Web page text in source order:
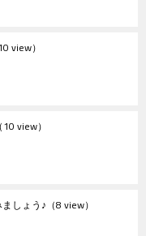
view）
（10 view）
しょう♪ （8 view）